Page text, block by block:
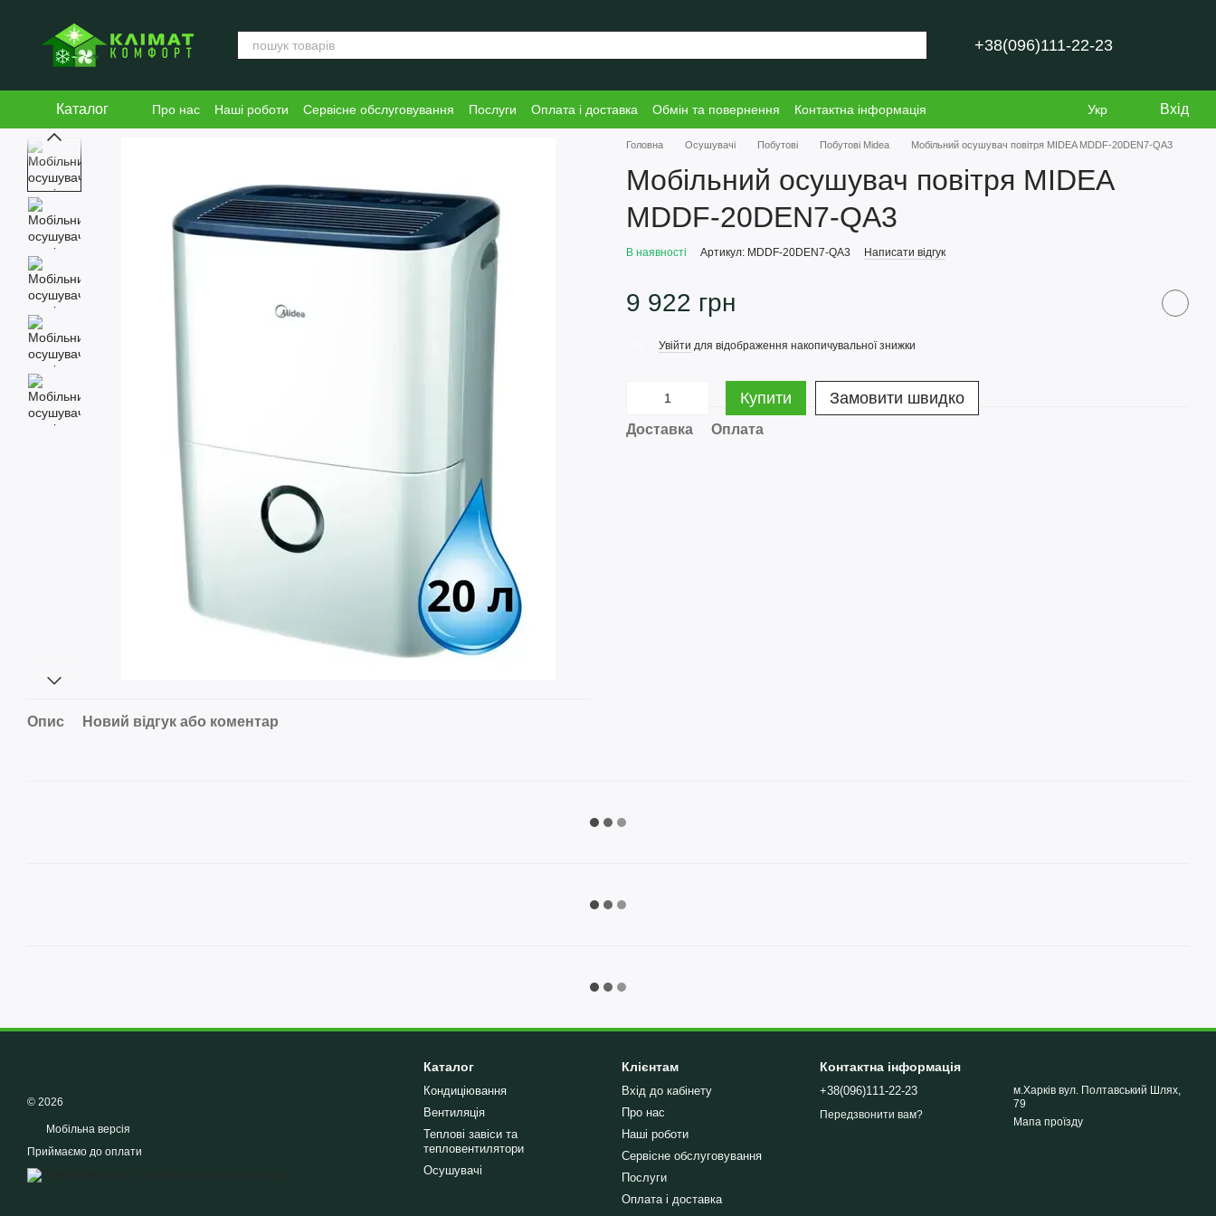
+38(096)111-22-23
Каталог Про нас Наші роботи Сервісне обслуговування Послуги Оплата і доставка Обмін та повернення
Контактна інформація
Блог
Угода користувача
Укр Вхід
Опис Новий відгук або коментар
Головна Осушувачі Побутові Побутові Midea Мобільний осушувач повітря MIDEA MDDF-20DEN7-QA3
Мобільний осушувач повітря MIDEA
MDDF-20DEN7-QA3
В наявності Артикул: MDDF-20DEN7-QA3 Написати відгук
9 922 грн
Увійти для відображення накопичувальної знижки
Купити Замовити швидко
Доставка Оплата
© 2026
Мобільна версія
Приймаємо до оплати
Каталог
Кондиціювання
Вентиляція
Теплові завіси та
тепловентилятори
Осушувачі
Клієнтам
Вхід до кабінету
Про нас
Наші роботи
Сервісне обслуговування
Послуги
Оплата і доставка
Контактна інформація
+38(096)111-22-23
Передзвонити вам?
м.Харків вул. Полтавський Шлях,
79
Мапа проїзду